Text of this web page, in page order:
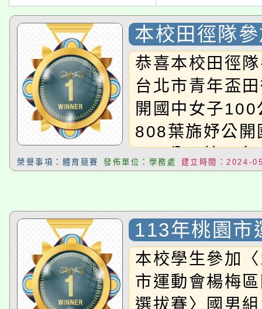
徵才活動。
YOUNG桃局內行報名
局官網。
8月14至27日，桃園電
開!
115年桃園市運動會8/
田徑場及游泳池舉行。
桃園市低收入戶享有免
視費優惠，中低收入戶
半價優惠，詳情可洽有
大園自造教育及科技中
份教師增能研習
大溪自造教育及科技中
會
115年食農教育專業人
程
本校田徑隊
台北市青年
恭喜本校田徑
台北市青年盃
開國中女子
808葉旆妤公開
200公尺第二
公開國中女子
200公尺第七
公開國中女子
808盧雨辰公開
遠第八名808
榮譽事項：體育競賽 發佈單位：學務處 建立時間：2024-
113年桃園市
梅區國中小
本校學生參加
市運動會楊梅
選拔賽〉國男